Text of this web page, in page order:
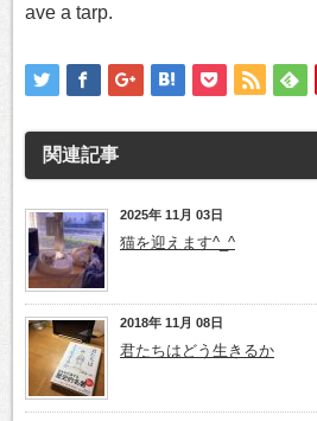
ave a tarp.
関連記事
2025年 11月 03日
猫を迎えます^_^
2018年 11月 08日
君たちはどう生きるか